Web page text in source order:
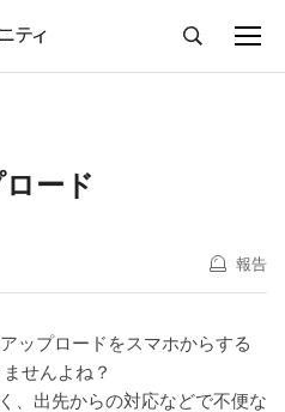
ード
報告
ップロードをスマホからする
せんよね？
、出先からの対応などで不便な